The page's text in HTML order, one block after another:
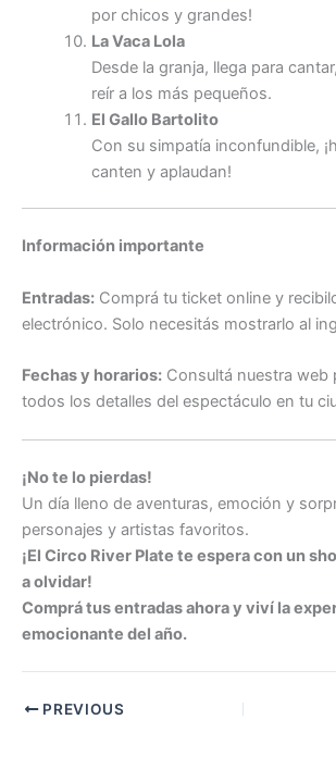
por chicos y grandes!
La Vaca Lola
Desde la granja, llega para
reír a los más pequeños.
El Gallo Bartolito
Con su simpatía inconfundible,
canten y aplaudan!
Información importante
Entradas: Comprá tu ticket online y
electrónico. Solo necesitás mostrarlo al
Fechas y horarios: Consultá nuestra web
todos los detalles del espectáculo en tu
¡No te lo pierdas!
Un día lleno de aventuras, emoción y
personajes y artistas favoritos.
¡El Circo River Plate te espera con un
a olvidar!
Comprá tus entradas ahora y viví la
emocionante del año.
PREVIOUS